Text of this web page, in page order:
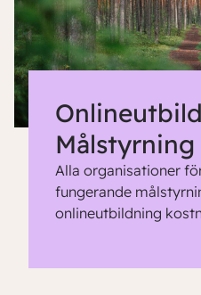
Målstyrning
Alla organisationer
fungerande
onlineutbildning